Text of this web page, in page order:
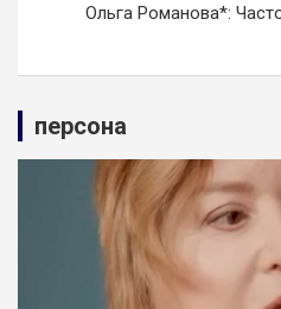
Ольга Романова*:
персона